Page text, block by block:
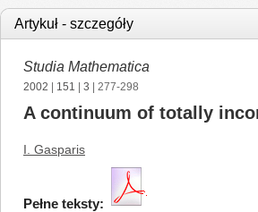
Artykuł - szczegóły
Studia Mathematica
2002 151 3 | 277-298
A continuum of totally
I. Gasparis
Pełne teksty: